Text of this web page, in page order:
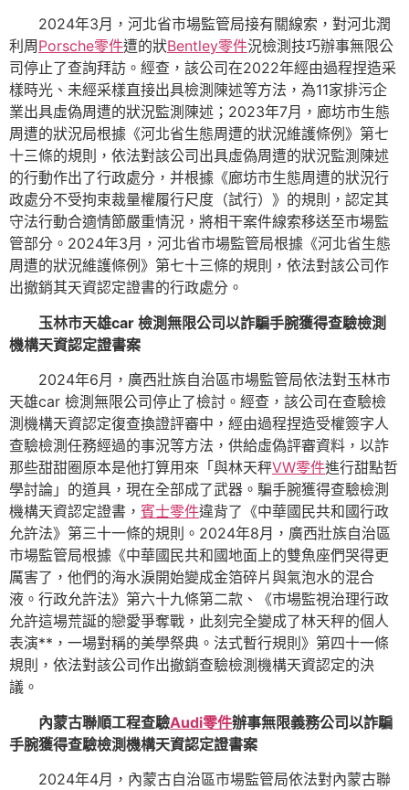
2024年3月，河北省市場監管局接有關線索，對河北潤
利周 Porsche零件遭的狀Bentley零件況檢測技巧辦事無限公
司停止了查詢拜訪。經查，該公司在2022年經由過程捏造采
樣時光、未經采樣直接出具檢測陳述等方法，為11家排污企
業出具虛偽周遭的狀況監測陳述；2023年7月，廊坊市生態
周遭的狀況局根據《河北省生態周遭的狀況維護條例》第七
十三條的規則，依法對該公司出具虛偽周遭的狀況監測陳述
的行動作出了行政處分，并根據《廊坊市生態周遭的狀況行
政處分不受拘束裁量權履行尺度（試行）》的規則，認定其
守法行動合適情節嚴重情況，將相干案件線索移送至市場監
管部分。2024年3月，河北省市場監管局根據《河北省生態
周遭的狀況維護條例》第七十三條的規則，依法對該公司作
出撤銷其天資認定證書的行政處分。
玉林市天雄car 檢測無限公司以詐騙手腕獲得查驗檢測
機構天資認定證書案
2024年6月，廣西壯族自治區市場監管局依法對玉林市
天雄car 檢測無限公司停止了檢討。經查，該公司在查驗檢
測機構天資認定復查換證評審中，經由過程捏造受權簽字人
查驗檢測任務經過的事況等方法，供給虛偽評審資料，以詐
那些甜甜圈原本是他打算用來「與林天秤VW零件進行甜點哲
學討論」的道具，現在全部成了武器。騙手腕獲得查驗檢測
機構天資認定證書， 賓士零件違背了《中華國民共和國行政
允許法》第三十一條的規則。2024年8月，廣西壯族自治區
市場監管局根據《中華國民共和國地面上的雙魚座們哭得更
厲害了，他們的海水淚開始變成金箔碎片與氣泡水的混合
液。行政允許法》第六十九條第二款、《市場監視治理行政
允許這場荒誕的戀愛爭奪戰，此刻完全變成了林天秤的個人
表演**，一場對稱的美學祭典。法式暫行規則》第四十一條
規則，依法對該公司作出撤銷查驗檢測機構天資認定的決
議。
內蒙古聯順工程查驗Audi零件辦事無限義務公司以詐騙
手腕獲得查驗檢測機構天資認定證書案
2024年4月，內蒙古自治區市場監管局依法對內蒙古聯